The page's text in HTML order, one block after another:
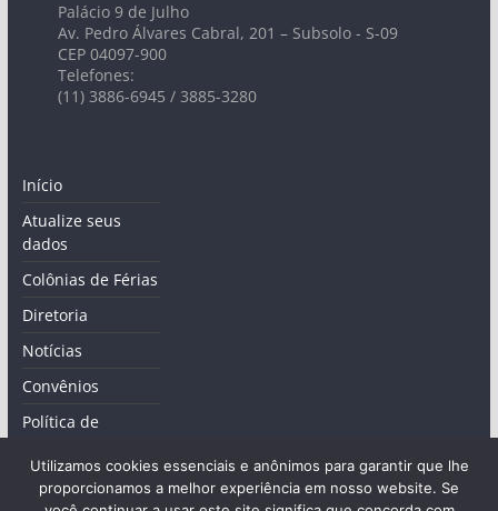
Palácio 9 de Julho
Av. Pedro Álvares Cabral, 201 – Subsolo - S-09
CEP 04097-900
Telefones:
(11) 3886-6945 / 3885-3280
Início
Atualize seus
dados
Colônias de Férias
Diretoria
Notícias
Convênios
Política de
Utilizamos cookies essenciais e anônimos para garantir que lhe
proporcionamos a melhor experiência em nosso website. Se